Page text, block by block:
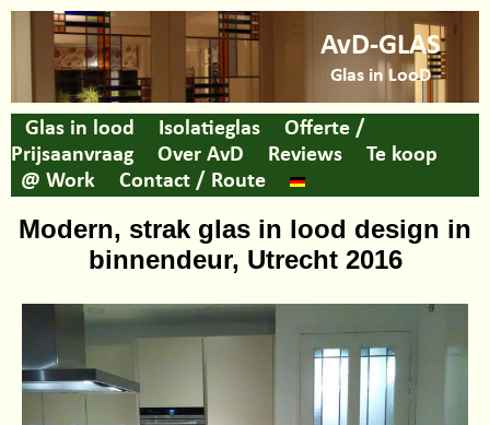
AvD-GLAS
Glas in LooD
Glas in lood Isolatieglas
Offerte /
Prijsaanvraag
Over AvD Reviews
Te koop
@ Work
Contact / Route
Modern, strak glas in lood design in
binnendeur, Utrecht 2016